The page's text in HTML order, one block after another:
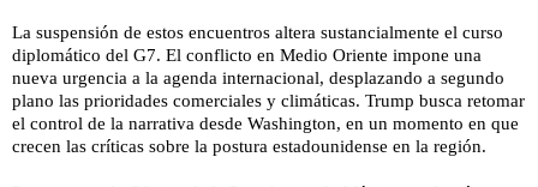
La suspensión de estos encuentros altera sustancialmente el curso
diplomático del G7. El conflicto en Medio Oriente impone una
nueva urgencia a la agenda internacional, desplazando a segundo
plano las prioridades comerciales y climáticas. Trump busca retomar
el control de la narrativa desde Washington, en un momento en que
crecen las críticas sobre la postura estadounidense en la región.